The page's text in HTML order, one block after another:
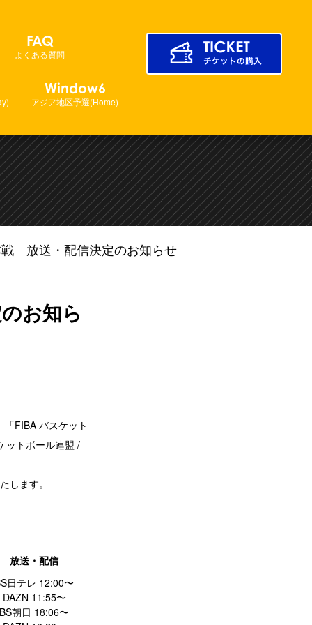
FAQ
よくある質問
Window6
アジア地区予選(Home)
放送・配信決定のお知らせ
お知ら
FIBA バスケット
ットボール連盟 /
します。
放送・配信
日テレ 12:00〜
DAZN 11:55〜
BS朝日 18:06〜